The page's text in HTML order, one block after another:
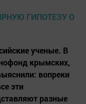
ученые. В
крымских,
вопреки
эти
разные